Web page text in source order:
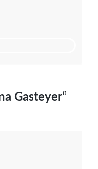
Gasteyer“